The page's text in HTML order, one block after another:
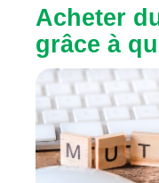
Acheter
grâce à